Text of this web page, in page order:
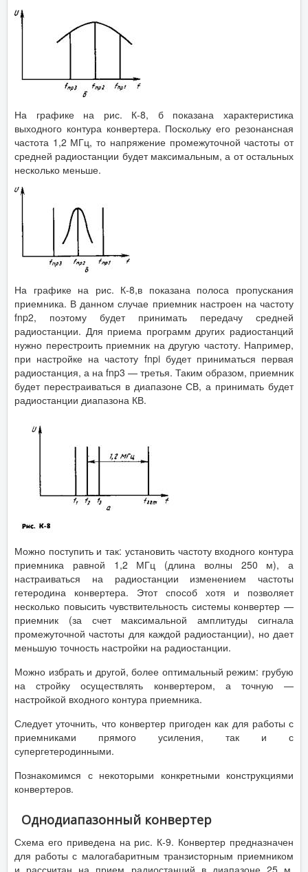
На графике на рис. К-8, б показана характеристика
выходного контура конвертера. Поскольку его резонансная
частота 1,2 МГц, то напряжение промежуточной частоты от
средней радиостанции будет максимальным, а от остальных
несколько меньше.
На графике на рис. К-8,в показана полоса пропускания
приемника. В данном случае приемник настроен на частоту
fnp2, поэтому будет принимать передачу средней
радиостанции. Для приема программ других радиостанций
нужно перестроить приемник на другую частоту. Например,
при настройке на частоту fnpi будет приниматься первая
радиостанция, а на fnp3 — третья. Таким образом, приемник
будет перестраиваться в диапазоне СВ, а принимать будет
радиостанции диапазона КВ.
Можно поступить и так: установить частоту входного контура
приемника равной 1,2 МГц (длина волны 250 м), а
настраиваться на радиостанции изменением частоты
гетеродина конвертера. Этот способ хотя и позволяет
несколько повысить чувствительность системы конвертер —
приемник (за счет максимальной амплитуды сигнала
промежуточной частоты для каждой радиостанции), но дает
меньшую точность настройки на радиостанции.
Можно избрать и другой, более оптимальный режим: грубую
на стройку осуществлять конвертером, а точную —
настройкой входного контура приемника.
Следует уточнить, что конвертер пригоден как для работы с
приемниками прямого усиления, так и с
супергетеродинными.
Познакомимся с некоторыми конкретными конструкциями
конвертеров.
Однодиапазонный конвертер
Схема его приведена на рис. К-9. Конвертер предназначен
для работы с малогабаритным транзисторным приемником
и рассчитан на прием радиостанций в диапазоне 25 м.